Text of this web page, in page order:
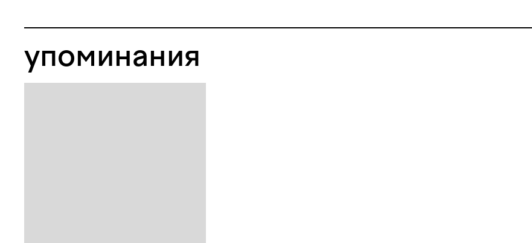
упоминания